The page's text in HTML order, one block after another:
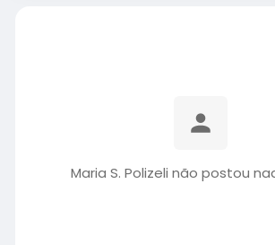
Maria S. Polizeli não postou